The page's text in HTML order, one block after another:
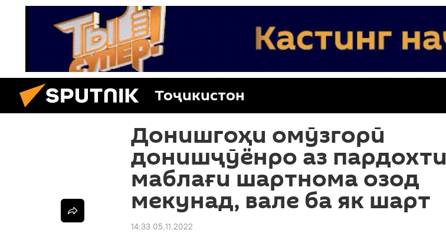
Тоҷикистон
Донишгоҳи омӯзгорӣ
донишҷӯёнро аз пардохти
маблағи шартнома озод
мекунад, вале ба як шарт
14:33 05.11.2022